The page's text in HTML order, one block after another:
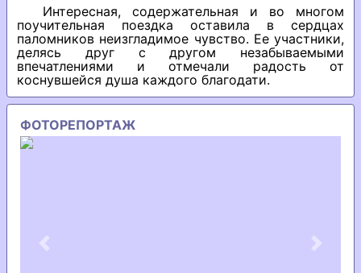
Интересная, содержательная и во многом
поучительная поездка оставила в сердцах
паломников неизгладимое чувство. Ее участники,
делясь друг с другом незабываемыми
впечатлениями и отмечали радость от
коснувшейся душа каждого благодати.
ФОТОРЕПОРТАЖ
Previous Next